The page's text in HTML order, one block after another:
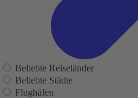
Beliebte Reiseländer
Beliebte Städte
Flughäfen